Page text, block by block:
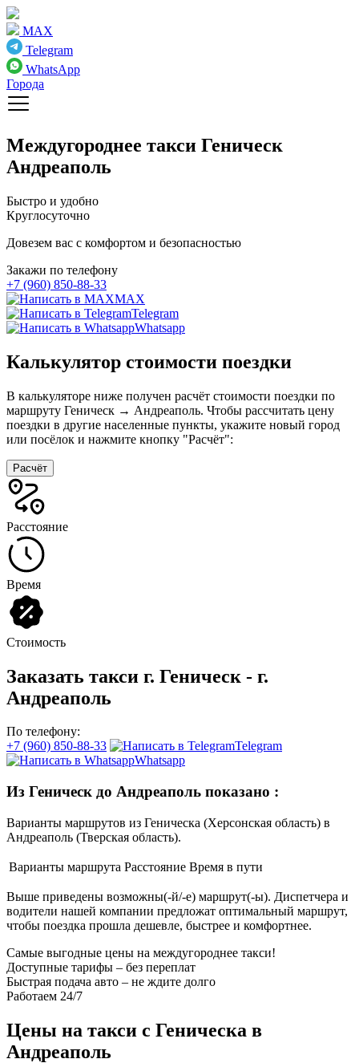
MAX
Telegram
WhatsApp
Города
Междугороднее такси Геническ
Андреаполь
Быстро и удобно
Круглосуточно
Довезем вас с комфортом и безопасностью
Закажи по телефону
+7 (960) 850-88-33
MAX
Telegram
Whatsapp
Калькулятор стоимости поездки
В калькуляторе ниже получен расчёт стоимости поездки по
маршруту Геническ → Андреаполь. Чтобы рассчитать цену
поездки в другие населенные пункты, укажите новый город
или посёлок и нажмите кнопку "Расчёт":
Расчёт
Расстояние
Время
Стоимость
Заказать такси г. Геническ - г.
Андреаполь
По телефону:
+7 (960) 850-88-33
Telegram
Whatsapp
Из Геническ до Андреаполь показано :
Варианты маршрутов из Геническа (Херсонская область) в
Андреаполь (Тверская область).
Варианты маршрута Расстояние Время в пути
Выше приведены возможны(-й/-е) маршрут(-ы). Диспетчера и
водители нашей компании предложат оптимальный маршрут,
чтобы поездка прошла дешевле, быстрее и комфортнее.
Самые выгодные цены на междугороднее такси!
Доступные тарифы – без переплат
Быстрая подача авто – не ждите долго
Работаем 24/7
Цены на такси с Геническа в
Андреаполь